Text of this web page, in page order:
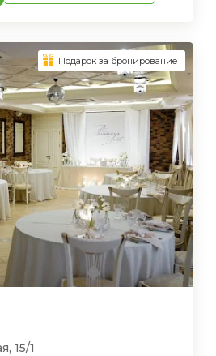
15/1
Подарок за бронирование